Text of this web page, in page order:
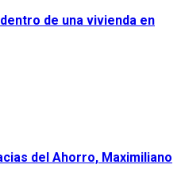
de una vivienda en
del Ahorro, Maximiliano